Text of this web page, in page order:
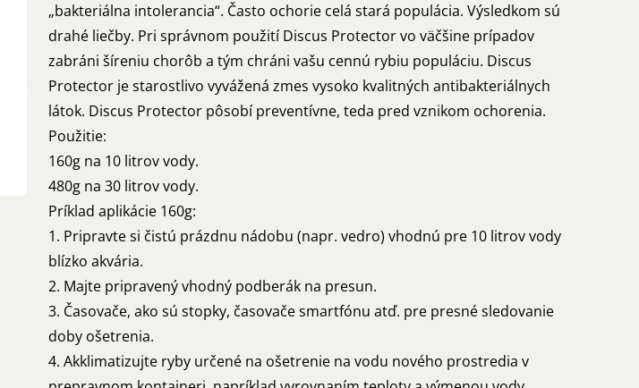
„bakteriálna intolerancia“. Často ochorie celá stará populácia. Výsledkom sú
drahé liečby. Pri správnom použití Discus Protector vo väčšine prípadov
zabráni šíreniu chorôb a tým chráni vašu cennú rybiu populáciu. Discus
Protector je starostlivo vyvážená zmes vysoko kvalitných antibakteriálnych
látok. Discus Protector pôsobí preventívne, teda pred vznikom ochorenia.
Použitie:
160g na 10 litrov vody.
480g na 30 litrov vody.
Príklad aplikácie 160g:
1. Pripravte si čistú prázdnu nádobu (napr. vedro) vhodnú pre 10 litrov vody
blízko akvária.
2. Majte pripravený vhodný podberák na presun.
3. Časovače, ako sú stopky, časovače smartfónu atď. pre presné sledovanie
doby ošetrenia.
4. Akklimatizujte ryby určené na ošetrenie na vodu nového prostredia v